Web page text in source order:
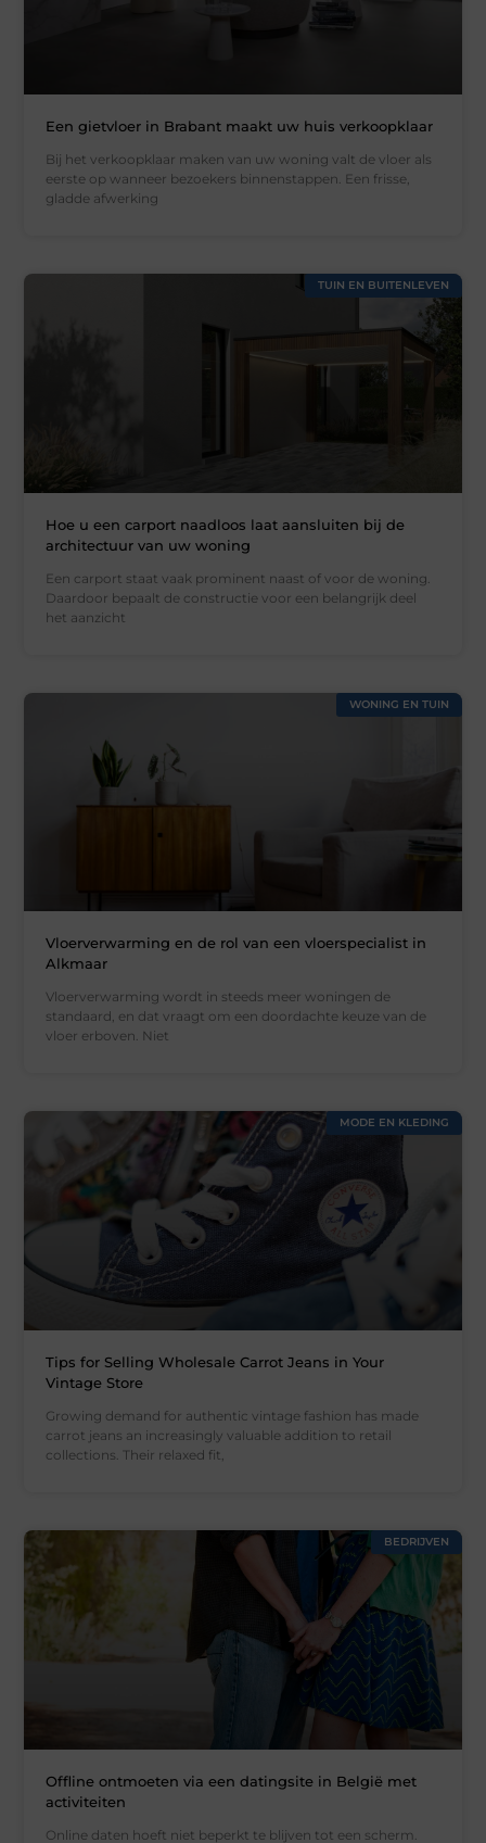
Een gietvloer in Brabant maakt uw huis verkoopklaar
Bij het verkoopklaar maken van uw woning valt de vloer als
eerste op wanneer bezoekers binnenstappen. Een frisse,
gladde afwerking
TUIN EN BUITENLEVEN
Hoe u een carport naadloos laat aansluiten bij de
architectuur van uw woning
Een carport staat vaak prominent naast of voor de woning.
Daardoor bepaalt de constructie voor een belangrijk deel
het aanzicht
WONING EN TUIN
Vloerverwarming en de rol van een vloerspecialist in
Alkmaar
Vloerverwarming wordt in steeds meer woningen de
standaard, en dat vraagt om een doordachte keuze van de
vloer erboven. Niet
MODE EN KLEDING
Tips for Selling Wholesale Carrot Jeans in Your
Vintage Store
Growing demand for authentic vintage fashion has made
carrot jeans an increasingly valuable addition to retail
collections. Their relaxed fit,
BEDRIJVEN
Offline ontmoeten via een datingsite in België met
activiteiten
Online daten hoeft niet beperkt te blijven tot een scherm.